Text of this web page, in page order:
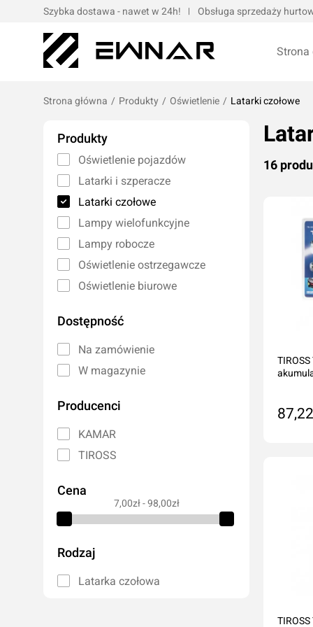
Szybka dostawa - nawet w 24h! Obsługa sprzedaży
Strona
Pokrowce serwisowe
Podnośniki oraz urządzenia dźwigowe
Narzędzia ręczne
Bity, nasadki, końcówki
Wulkanizacja
Kompresory i narzędzia pneumatyczne
Prasy oraz narzędzia hydrauliczne
Wózki i zestawy narzędziowe
Lampy warsztatowe
Noże
Pozostałe
Rękawice robocze
Taśmy ostrzegawcze
Opaski
Oleje
Oleje
Oleje
Oleje do
Płyny
Strona główna / Produkty / Oświetlenie / Latarki czołowe
Produkty
Oświetlenie pojazdów
Latarki i szperacze
Latarki czołowe
Lampy wielofunkcyjne
Lampy robocze
Oświetlenie ostrzegawcze
Oświetlenie biurowe
Dostępność
Na zamówienie
W magazynie
Producenci
KAMAR
TIROSS
Cena
7,00zł - 98,00zł
Rodzaj
Latarka czołowa
16